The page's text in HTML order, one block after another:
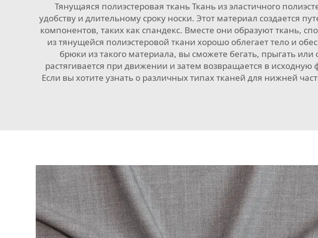
Тянущаяся полиэстеровая ткань Ткань из эластичного
удобству и длительному сроку носки. Этот материал создается
компонентов, таких как спандекс. Вместе они образуют ткань,
из тянущейся полиэстеровой ткани хорошо облегает тело и
брюки из такого материала, вы сможете бегать, прыгать
растягивается при движении и затем возвращается в
Если вы хотите узнать о различных типах тканей для нижней